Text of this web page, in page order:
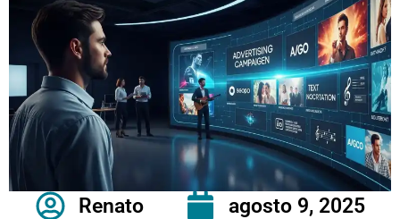
Renato agosto 9, 2025